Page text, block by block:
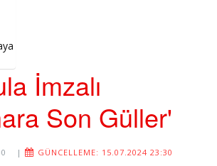
İmzalı
Son Güller'
|
GÜNCELLEME: 15.07.2024 23:30